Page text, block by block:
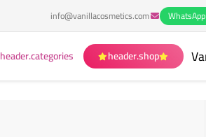
WhatsApp
info@vanillacosmetics.com
header.shop
header.categories